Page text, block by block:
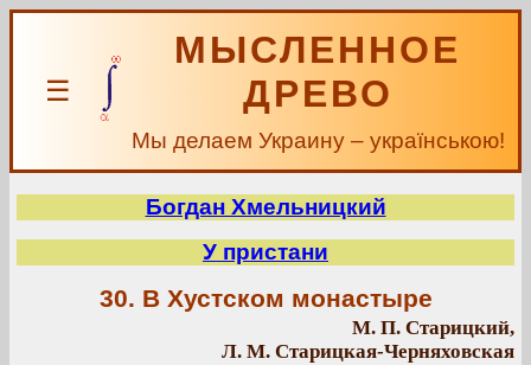
☰
МЫСЛЕННОЕ
ДРЕВО
Мы делаем Украину – українською!
Богдан Хмельницкий
У пристани
30. В Хустском монастыре
М. П. Старицкий,
Л. М. Старицкая-Черняховская